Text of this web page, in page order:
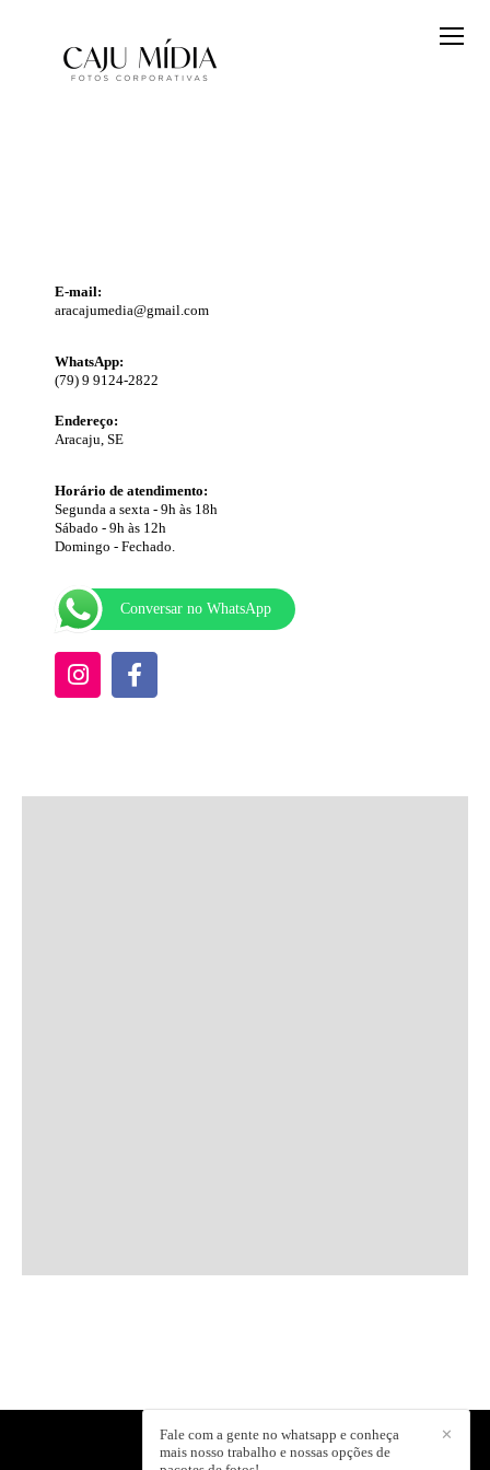
E-mail:
aracajumedia@gmail.com
WhatsApp:
(79) 9 9124-2822
Endereço:
Aracaju, SE
Horário de atendimento:
Segunda a sexta - 9h às 18h
Sábado - 9h às 12h
Domingo - Fechado.
Conversar no WhatsApp
CAJU MIDIA/CONTATO
✕
Fale com a gente no whatsapp e conheça
mais nosso trabalho e nossas opções de